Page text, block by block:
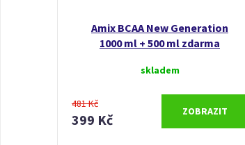
Amix BCAA New Generation
1000 ml + 500 ml zdarma
skladem
481 Kč
399 Kč
ZOBRAZIT